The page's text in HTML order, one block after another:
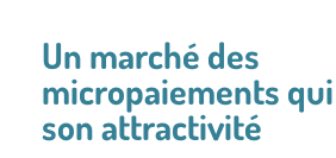
Un marché des
micropaiements
son attractivité